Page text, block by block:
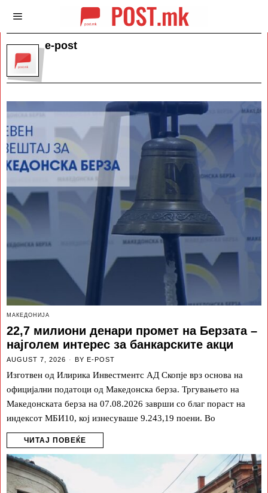
e-post
МАКЕДОНИЈА
22,7 милиони денари промет на Берзата –
најголем интерес за банкарските акци
AUGUST 7, 2026 BY E-POST
Изготвен од Илирика Инвестментс АД Скопје врз основа на
официјални податоци од Македонска берза. Тргувањето на
Македонската берза на 07.08.2026 заврши со благ пораст на
индексот МБИ10, кој изнесуваше 9.243,19 поени. Во
ЧИТАЈ ПОВЕЌЕ